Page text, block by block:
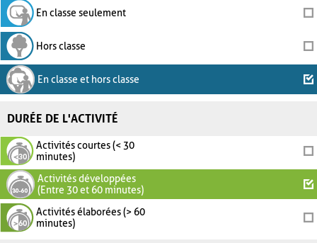
En classe seulement
Hors classe
En classe et hors classe
DURÉE DE L'ACTIVITÉ
Activités courtes (< 30
minutes)
Activités développées
(Entre 30 et 60 minutes)
Activités élaborées (> 60
minutes)